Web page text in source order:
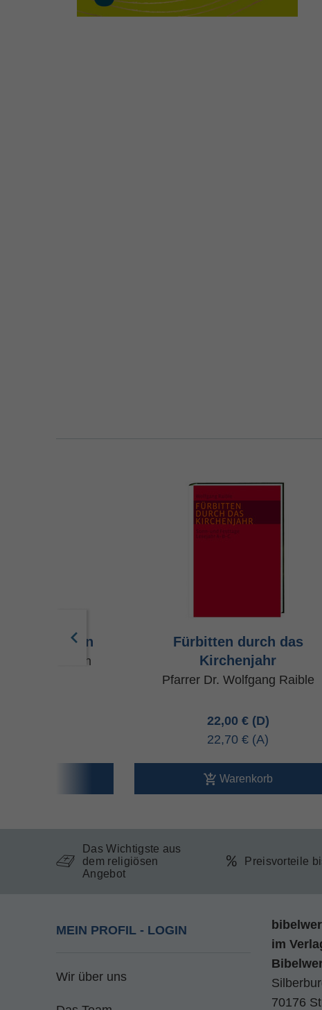
Leben feiern
Kaufmann
Fürbitten durch das
Kirchenjahr
Pfarrer Dr. Wolfgang Raible
22,00 €
22,70 €
Warenkorb
Das Wichtigste aus
dem religiösen
Angebot
Preisvorteile
MEIN PROFIL - LOGIN
Wir über uns
im
70176